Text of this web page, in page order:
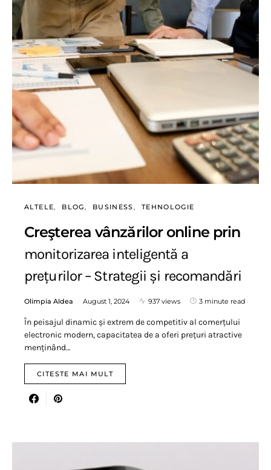
ALTELE BLOG BUSINESS TEHNOLOGIE
Creşterea vânzărilor online prin
monitorizarea inteligentă a
prețurilor – Strategii și recomandări
Olimpia Aldea August 1, 2024 937 views 3 minute read
În peisajul dinamic și extrem de competitiv al comerțului
electronic modern, capacitatea de a oferi prețuri atractive
menținând…
CITESTE MAI MULT